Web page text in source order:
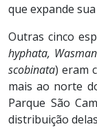
que expande
Outras cinco
hyphata,
scobinata) eram
mais ao norte
Parque São
distribuição